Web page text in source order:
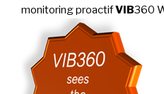
monitoring proactifVIB360